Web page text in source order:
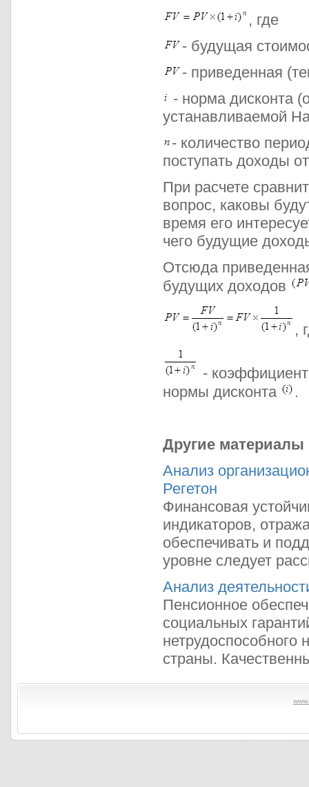
, где
- будущая
- приведенная
- норма дисконта
устанавливаемой
- количество
поступать доходы
При расчете
вопрос, каковы
время его
чего будущие
Отсюда
будущих доходов
,
-
нормы дисконта
.
Другие материалы
Анализ
Регетон
Финансовая
индикаторов,
обеспечивать и
уровне следует
Анализ
Пенсионное
социальных
нетрудоспособного
страны.